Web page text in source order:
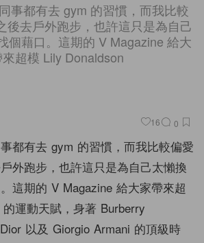
事都有去 gym 的習慣，而我比較
後去戶外跑步，也許這只是為自己
個藉口。這期的 V Magazine 給大
超模 Lily Donaldson
16 0
都有去 gym 的習慣，而我比較偏愛
外跑步，也許這只是為自己太懶換
這期的 V Magazine 給大家帶來超
運動天賦，身著 Burberry
以及 Giorgio Armani 的頂級時